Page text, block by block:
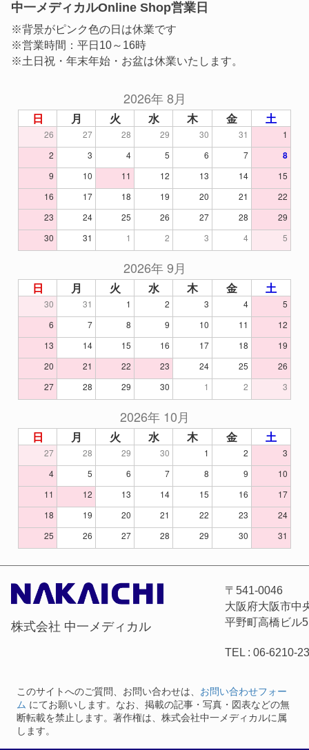
中一メディカルOnline Shop営業日
※背景がピンク色の日は休業です
※営業時間：平日10～16時
※土日祝・年末年始・お盆は休業いたします。
2026年 8月
日 月 火 水 木 金 土
26 27 28 29 30 31
1
2
3 4 5 6 7 8
9 10 11 12 13 14
15
16
17 18 19 20 21
22
23
24 25 26 27 28
29
30
31 1 2 3 4 5
2026年 9月
日 月 火 水 木 金 土
30 31 1 2 3 4
5
6
7 8 9 10 11
12
13
14 15 16 17 18
19
20
21 22 23 24 25
26
27
28 29 30 1 2 3
2026年 10月
日 月 火 水 木 金 土
27 28 29 30 1 2
3
4
5 6 7 8 9
10
11
12 13 14 15 16
17
18
19 20 21 22 23
24
25
26 27 28 29 30 31
株式会社 中一メディカル
〒541-0046
大阪府大阪市中
平野町高橋ビル
TEL : 06-6210-
このサイトへのご質問、お問い合わせは、 お問い合わせフォー
ム にてお願いします。なお、掲載の記事・写真・図表などの無
断転載を禁止します。著作権は、株式会社中一メディカルに属
します。